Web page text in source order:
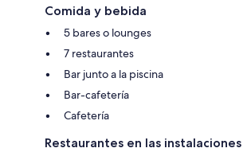
Comida y bebida
5 bares o lounges
7 restaurantes
Bar junto a la piscina
Bar-cafetería
Cafetería
Restaurantes en las instalaciones